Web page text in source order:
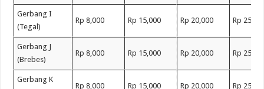
Gerbang I
(Tegal)
Rp 8,000 Rp 15,000 Rp 20,000 Rp
Gerbang J
(Brebes)
Rp 8,000 Rp 15,000 Rp 20,000 Rp
Gerbang K
Rp 8,000 Rp 15,000 Rp 20,000 Rp